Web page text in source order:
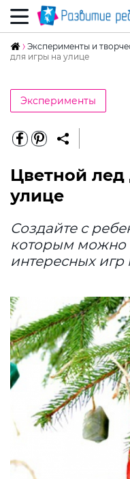
Эксперименты и
для игры на улице
Эксперименты
Цветной
улице
Создайте с
которым можно
интересных игр